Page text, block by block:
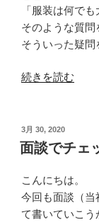
方
法”
の
「服装は何で
そのような質問
そういった疑問
“応
に
よ
あ
る
質
続きを読む
投
稿
日:
3月 30, 2020
面談でチェ
こんにちは。
今回も面談（当
て書いていこう